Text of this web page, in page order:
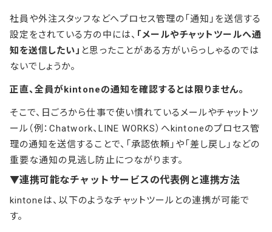
社員や外注スタッフなどへプロセス管理の「通知」を送信する
設定をされている方の中には、 「メールやチャットツールへ通
知を送信したい」 と思ったことがある方がいらっしゃるのでは
ないでしょうか。
正直、全員がkintoneの通知を確認するとは限りません。
そこで、日ごろから仕事で使い慣れているメールやチャットツ
ール（例：Chatwork、LINE WORKS）へkintoneのプロセス管
理の通知を送信することで、「承認依頼」や「差し戻し」などの
重要な通知の見逃し防止につながります。
▼連携可能なチャットサービスの代表例と連携方法
kintoneは、以下のようなチャットツールとの連携が可能で
す。